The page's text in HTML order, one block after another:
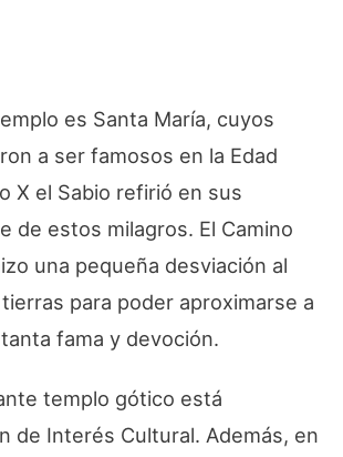
es Santa María, cuyos
a ser famosos en la Edad
X el Sabio refirió en sus
de estos milagros. El Camino
una pequeña desviación al
para poder aproximarse a
fama y devoción.
templo gótico está
de Interés Cultural. Además, en